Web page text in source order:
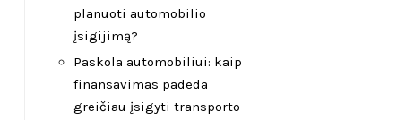
planuoti automobilio
įsigijimą?
Paskola automobiliui: kaip
finansavimas padeda
greičiau įsigyti transporto